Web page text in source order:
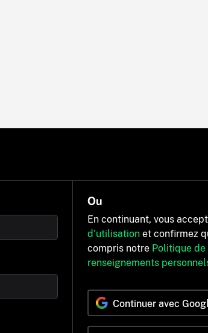
Ou
En continuant, vous
d'utilisation et confirmez
compris notre Politique
renseignements
Continuer avec